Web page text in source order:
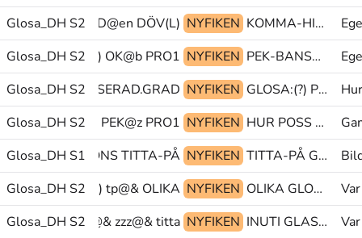
Glosa_DH S2
LETTLAND@en DÖV(L) NYFIKEN KOMMA-HIT(5b) SVERIGE@en ENTUSIASTISK
Glosa_DH S2
HUR-GÖRA(A) OK@b PRO1 NYFIKEN PEK-BANSTRÄCKA PEK RYSK
Glosa_DH S2INTRESSERAD.GRAD NYFIKEN GLOSA:(?) POSS1 MAMMA
Glosa_DH S2
FRAMÅT.ITER PEK@z PRO1 NYFIKEN HUR POSS HEM
Glosa_DH S1
SYNS HÖNS TITTA-PÅ NYFIKEN TITTA-PÅ GÅ(N) GREPP(G)+HANTERA@p
Glosa_DH S2
tp@& OLIKA NYFIKEN OLIKA GLOSA:(ETCETERA) GÅ-IN(L)
Glosa_DH S2titta@& zzz@& titta@& NYFIKEN INUTI GLAS(Lb) SKÅLFORM